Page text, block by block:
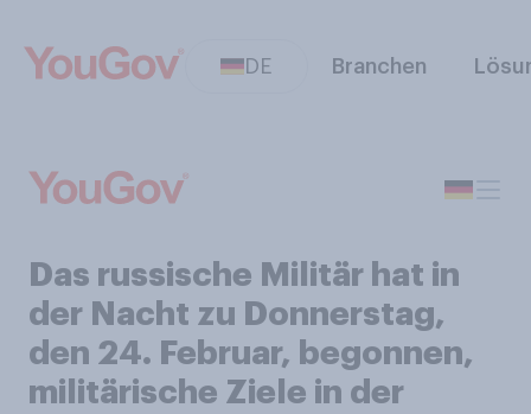
DE Branchen
Das russische Militär hat in
der Nacht zu Donnerstag,
den 24. Februar, begonnen,
militärische Ziele in der